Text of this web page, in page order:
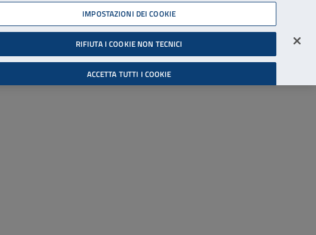
06 45539607
Accessibilità
Cerca
Accedi all'area riservata
IMPOSTAZIONI DEI COOKIE
RIFIUTA I COOKIE NON TECNICI
ACCETTA TUTTI I COOKIE